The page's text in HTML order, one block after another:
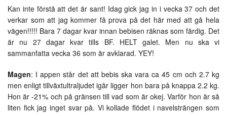
Kan inte förstå att det är sant! Idag gick jag in i vecka 37 och det
verkar som att jag kommer få prova på det här med att gå hela
vägen!!!!! Bara 7 dagar kvar innan bebisen räknas som färdig. Det
är nu 27 dagar kvar tills BF. HELT galet. Men nu ska vi
sammanfatta vecka 36 som är avklarad. YEY!
Magen: I appen står det att bebis ska vara ca 45 cm och 2.7 kg
men enligt tillväxtultraljudet igår ligger hon bara på knappa 2.2 kg.
Hon är -21% och på gränsen till vad som är okej. Varför hon är så
liten fick jag inget svar på. Vi kollade flödet i navelsträngen som